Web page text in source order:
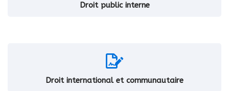
Droit public interne
Droit international et communautaire